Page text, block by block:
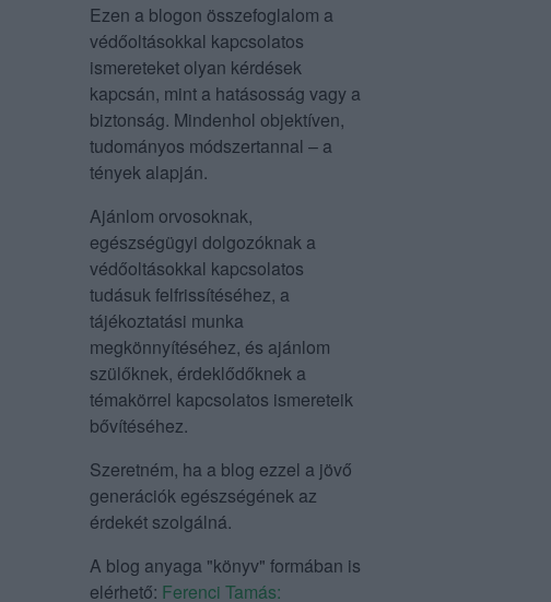
Ezen a blogon összefoglalom a
védőoltásokkal kapcsolatos
ismereteket olyan kérdések
kapcsán, mint a hatásosság vagy a
biztonság. Mindenhol objektíven,
tudományos módszertannal – a
tények alapján.
Ajánlom orvosoknak,
egészségügyi dolgozóknak a
védőoltásokkal kapcsolatos
tudásuk felfrissítéséhez, a
tájékoztatási munka
megkönnyítéséhez, és ajánlom
szülőknek, érdeklődőknek a
témakörrel kapcsolatos ismereteik
bővítéséhez.
Szeretném, ha a blog ezzel a jövő
generációk egészségének az
érdekét szolgálná.
A blog anyaga "könyv" formában is
elérhető: Ferenci Tamás: